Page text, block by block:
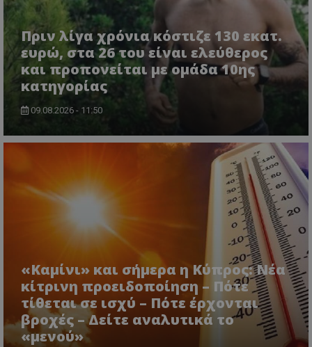
Πριν λίγα χρόνια κόστιζε 130 εκατ.
ευρώ, στα 26 του είναι ελεύθερος
και προπονείται με ομάδα 10ης
κατηγορίας
09.08.2026 - 11:50
«Καμίνι» και σήμερα η Κύπρος: Νέα
κίτρινη προειδοποίηση – Πότε
τίθεται σε ισχύ – Πότε έρχονται
βροχές – Δείτε αναλυτικά το
«μενού»